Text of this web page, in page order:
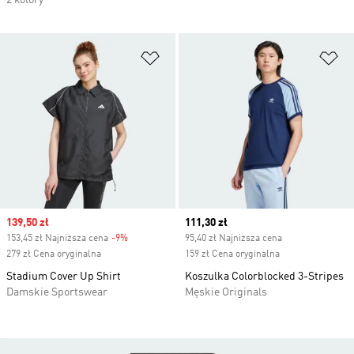
Dodaj do listy życzeń
Sale price
139,50 zł
153,45 zł Najniższa cena -9%
279 zł Cena oryginalna
Stadium Cover Up Shirt
Damskie Sportswear
Current price
111,30 zł
95,40 zł Najniższa cena
159 zł Cena oryginalna
Koszulka Colorblocked 3-Stripes
Męskie Originals